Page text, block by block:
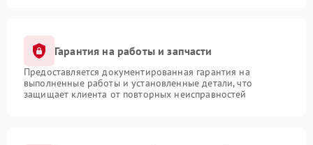
Гарантия на работы и запчасти
Предоставляется документированная гарантия на
выполненные работы и установленные детали, что
защищает клиента от повторных неисправностей